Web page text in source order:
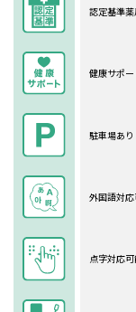
認定基準
健康サポ
駐車場あり
外国語対
点字対応